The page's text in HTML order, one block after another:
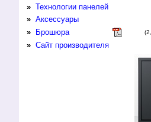
» Технологии панелей
» Аксессуары
»
Брошюра
» Сайт производителя